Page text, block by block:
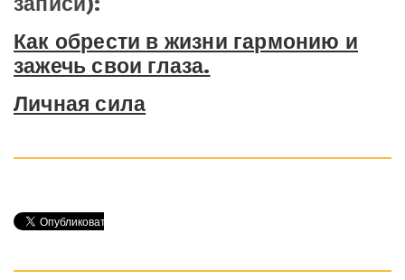
Как обрести в жизни гармонию и
зажечь свои глаза.
Личная сила